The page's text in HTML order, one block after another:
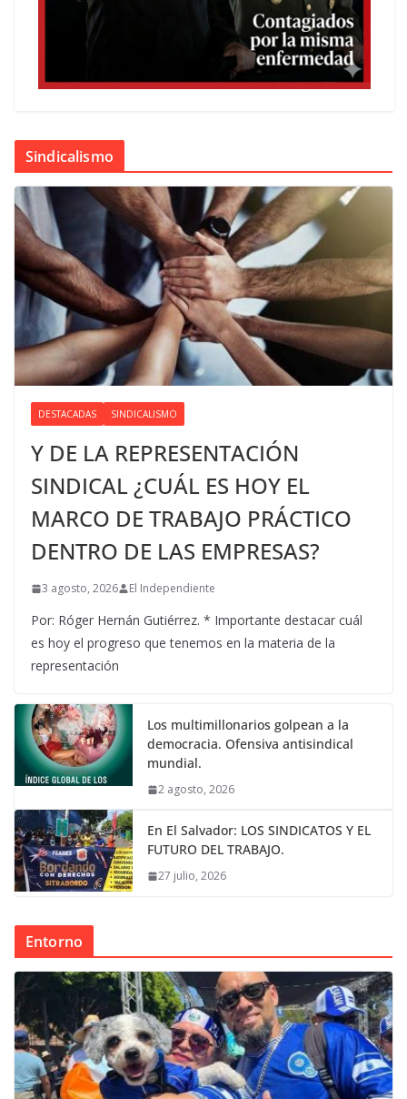
Sindicalismo
DESTACADAS SINDICALISMO
Y DE LA REPRESENTACIÓN
SINDICAL ¿CUÁL ES HOY EL
MARCO DE TRABAJO PRÁCTICO
DENTRO DE LAS EMPRESAS?
3 agosto, 2026 El Independiente
Por: Róger Hernán Gutiérrez. * Importante destacar cuál
es hoy el progreso que tenemos en la materia de la
representación
Los multimillonarios golpean a la
democracia. Ofensiva antisindical
mundial.
2 agosto, 2026
En El Salvador: LOS SINDICATOS Y EL
FUTURO DEL TRABAJO.
27 julio, 2026
Entorno